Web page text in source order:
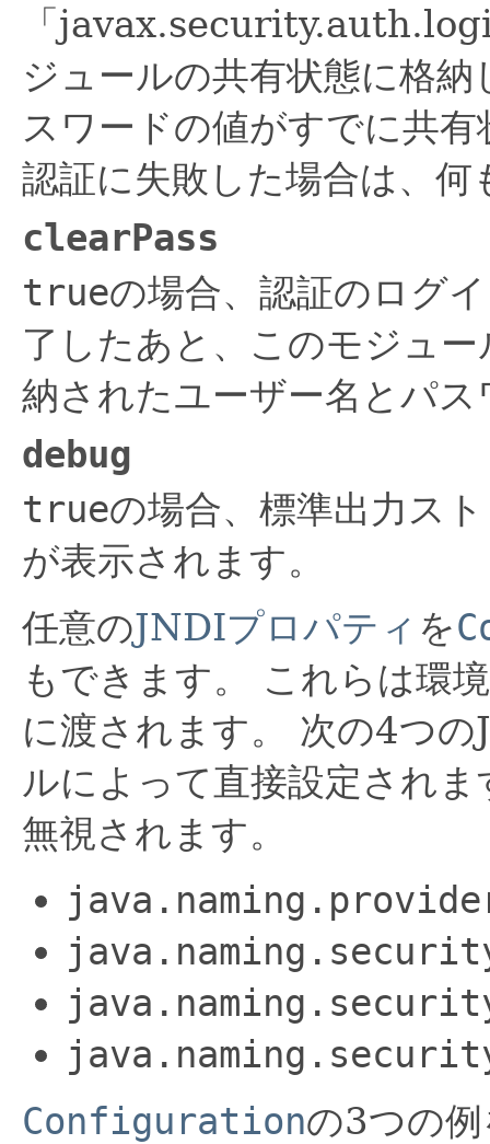
「
ジュールの共有状態に格納
スワードの値がすでに共
認証に失敗した場合は、何
clearPass
trueの場合、認証のログ
了したあと、このモジュ
納されたユーザー名とパ
debug
trueの場合、標準出力ス
が表示されます。
任意のJNDIプロパティ を
もできます。
これらは環
に渡されます。
次の4つの
ルによって直接設定され
無視されます。
Configurationの3つの